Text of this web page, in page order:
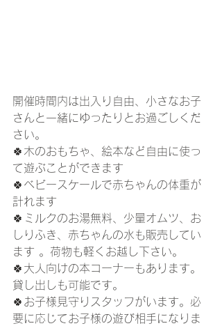
開催時間内は出入り自由、小さなお子
さんと一緒にゆったりとお過ごしくだ
さい。
🍀木のおもちゃ、絵本など自由に使っ
て遊ぶことができます
🍀ベビースケールで赤ちゃんの体重が
計れます
🍀ミルクのお湯無料、少量オムツ、お
しりふき、赤ちゃんの水も販売してい
ます 。荷物も軽くお越し下さい。
🍀大人向けの本コーナーもあります。
貸し出しも可能です。
🍀お子様見守りスタッフがいます。必
要に応じてお子様の遊び相手になりま